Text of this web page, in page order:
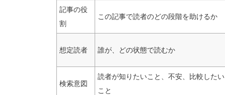
記事の役
割
この記事で読者のどの段階を助けるか
想定読者 誰が、どの状態で読むか
検索意図
読者が知りたいこと、不安、比較したい
こと